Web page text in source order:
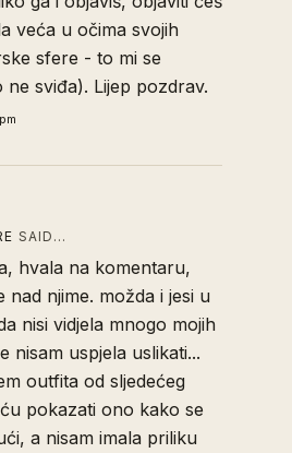
veća u očima svojih
sfere - to mi se
sviđa). Lijep pozdrav.
SAID…
hvala na komentaru,
nad njime. možda i jesi u
nisi vidjela mnogo mojih
nisam uspjela uslikati...
outfita od sljedećeg
pokazati ono kako se
a nisam imala priliku